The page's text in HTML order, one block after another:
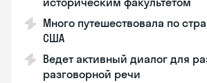
Много путешествовала по
США
Ведет активный диалог для
разговорной речи